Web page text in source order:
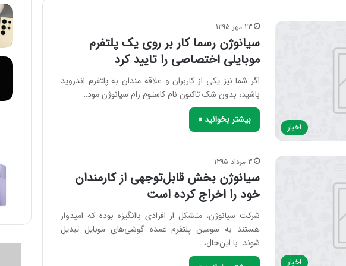
اخبار
23 مهر 1395
سیانوژن رسما کار بر روی یک پلتفرم
موبایلی اختصاصی را تایید کرد
اگر شما نیز یکی از کاربران و علاقه مندان به پلتفرم اندروید
باشید، بدون شک تاکنون نام کاستوم رام سیانوژن مود…
بیشتر بخوانید »
اخبار
3 مرداد 1395
سیانوژن بخش قابل‌توجهی از کارمندان
خود را اخراج کرده است
شرکت سیانوژن، متشکل از افرادی باانگیزه بوده که امیدوار
هستند به سومین پلتفرم عمده گوشی‌های موبایل تبدیل
شوند. با این‌حال،…